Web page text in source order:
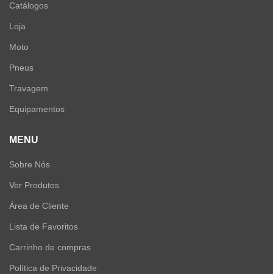
Catálogos
Loja
Moto
Pneus
Travagem
Equipamentos
MENU
Sobre Nós
Ver Produtos
Área de Cliente
Lista de Favoritos
Carrinho de compras
Política de Privacidade